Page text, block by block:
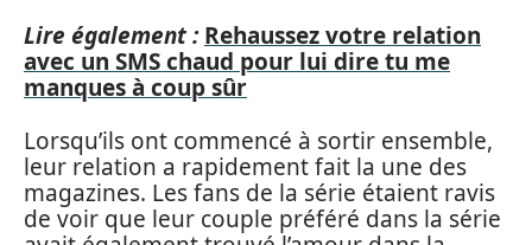
Lire également : Rehaussez votre relation
avec un SMS chaud pour lui dire tu me
manques à coup sûr
Lorsqu’ils ont commencé à sortir ensemble,
leur relation a rapidement fait la une des
magazines. Les fans de la série étaient ravis
de voir que leur couple préféré dans la série